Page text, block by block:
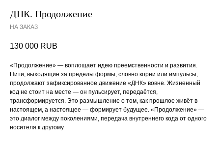
ДНК. Продолжение
НА ЗАКАЗ
130 000 RUB
«Продолжение» — воплощает идею преемственности и развития.
Нити, выходящие за пределы формы, словно корни или импульсы,
продолжают зафиксированное движение «ДНК» вовне. Жизненный
код не стоит на месте — он пульсирует, передаётся,
трансформируется. Это размышление о том, как прошлое живёт в
настоящем, а настоящее — формирует будущее. «Продолжение» —
это диалог между поколениями, передача внутреннего кода от одного
носителя к другому